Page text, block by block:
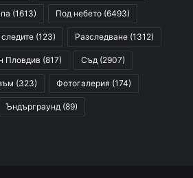
(1613) Под небето (6493)
(123) Разследване (1312)
Пловдив (817) Съд (2907)
(323) Фотогалерия (174)
Ъндърграунд (89)